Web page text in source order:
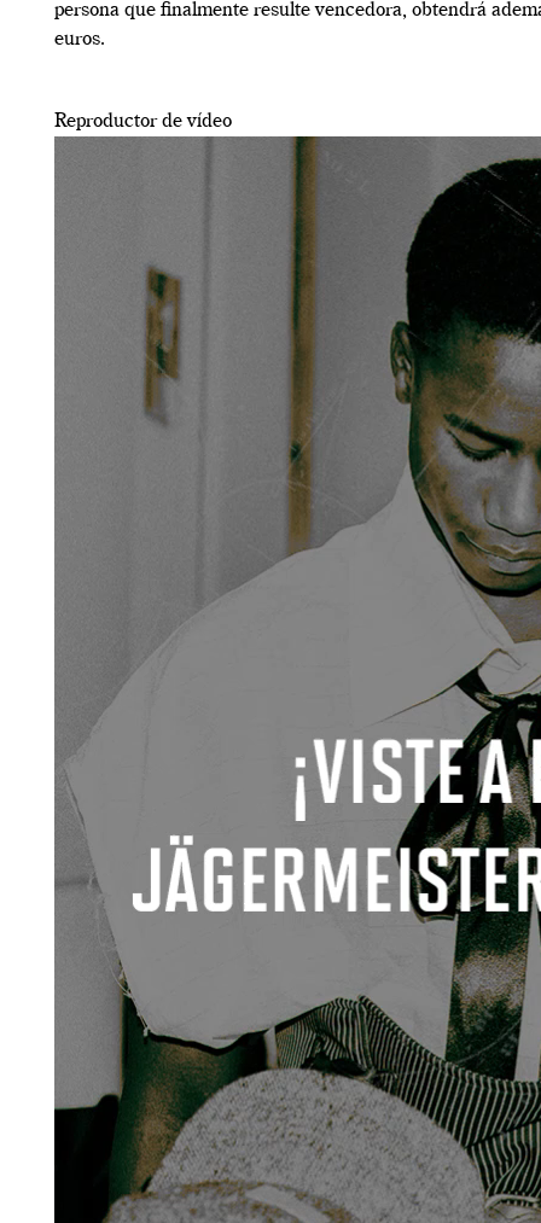
persona que finalmente resulte vencedora, obtendrá
euros.
Reproductor de vídeo